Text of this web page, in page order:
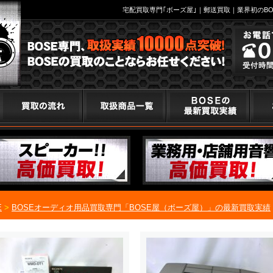
宅配買取専門｢ボーズ屋｣｜郵送買取｜業界初の
> BOSEオーディオ用品買取専門「BOSE屋（ボーズ屋）」の最新買取実績